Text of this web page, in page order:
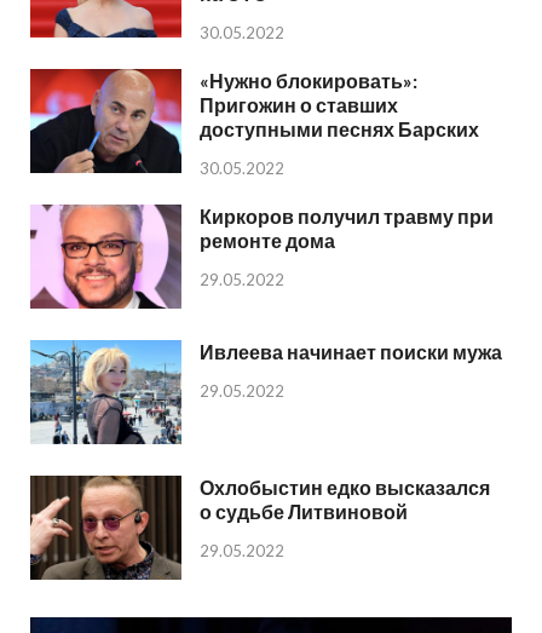
30.05.2022
«Нужно блокировать»:
Пригожин о ставших
доступными песнях Барских
30.05.2022
Киркоров получил травму при
ремонте дома
29.05.2022
Ивлеева начинает поиски мужа
29.05.2022
Охлобыстин едко высказался
о судьбе Литвиновой
29.05.2022